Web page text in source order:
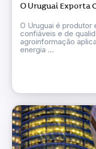
O Uruguai Exporta
O Uruguai é
confiáveis e de
agroinformação
energia ...